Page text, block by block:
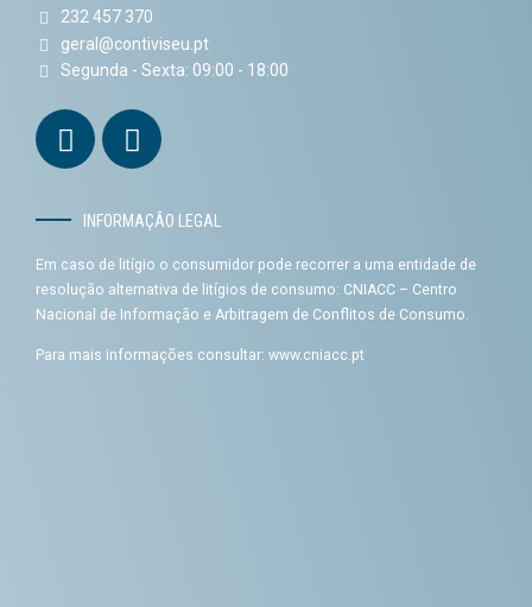
232 457 370
geral@contiviseu.pt
Segunda - Sexta: 09:00 - 18:00
INFORMAÇÃO LEGAL
Em caso de litígio o consumidor pode recorrer a uma entidade de
resolução alternativa de litígios de consumo: CNIACC – Centro
Nacional de Informação e Arbitragem de Conflitos de Consumo.
Para mais informações consultar: www.cniacc.pt